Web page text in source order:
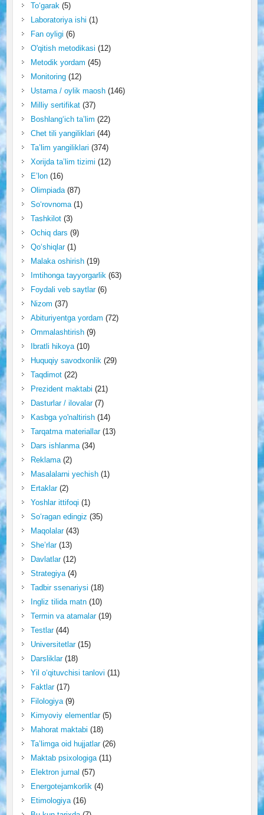
To‘garak (5)
Laboratoriya ishi (1)
Fan oyligi (6)
O'qitish metodikasi (12)
Metodik yordam (45)
Monitoring(12)
Ustama / oylik maosh(146)
Milliy sertifikat(37)
Boshlang‘ich ta’lim (22)
Chet tili yangiliklari (44)
Ta’lim yangiliklari (374)
Xorijda ta’lim tizimi (12)
E’lon(16)
Olimpiada(87)
So‘rovnoma(1)
Tashkilot(3)
Ochiq dars (9)
Qo‘shiqlar(1)
Malaka oshirish(19)
Imtihonga tayyorgarlik (63)
Foydali veb saytlar(6)
Nizom (37)
Abituriyentga yordam (72)
Ommalashtirish(9)
Ibratli hikoya(10)
Huquqiy savodxonlik (29)
Taqdimot(22)
Prezident maktabi (21)
Dasturlar / ilovalar(7)
Kasbga yo'naltirish(14)
Tarqatma materiallar(13)
Dars ishlanma(34)
Reklama(2)
Masalalarni yechish(1)
Ertaklar(2)
Yoshlar ittifoqi (1)
So‘ragan edingiz (35)
Maqolalar(43)
She’rlar(13)
Davlatlar(12)
Strategiya(4)
Tadbir ssenariysi (18)
Ingliz tilida matn(10)
Termin va atamalar(19)
Testlar(44)
Universitetlar(15)
Darsliklar(18)
Yil o‘qituvchisi tanlovi (11)
Faktlar(17)
Filologiya(9)
Kimyoviy elementlar(5)
Mahorat maktabi (18)
Ta’limga oid hujjatlar(26)
Maktab psixologiga(11)
Elektron jurnal (57)
Energotejamkorlik (4)
Etimologiya(16)